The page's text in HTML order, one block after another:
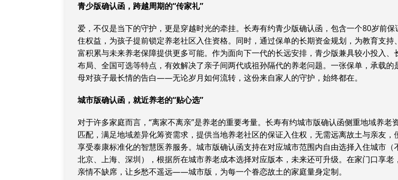
青少版确认函 ， 跨越周期的“传家礼”
爱，不仅是当下的守护，更是穿越时光的牵挂。长寿有约青少版确认函，包含一个80岁前保
住权益，为孩子提前锁定养老社区入住资格。同时，通过保单的长期资金规划，为教育支持
富积累与未来养老保障提供更多可能。作为面向下一代的长远安排，青少版兼具较小投入、
布局、全国可选等特点，有效解决了亲子间两代或祖孙隔代的养老问题。一张保单，承载的
母对孩子最长情的告白——无论岁月如何流转，这份来自家人的守护，始终都在。
城市版确认函 ， 就近养老的“贴心选”
对于许多家庭而言，“离家不离亲”是养老的重要考量。长寿有约城市版确认函侧重地域养老
匹配，满足地域差异化筹资需求，提供当地养老社区的保证入住权，无需远离故土与亲友，
享受泰康标准化的智慧医养服务。城市版确认函支持在对应城市范围内自由选择入住城市（
北京、上海、深圳），根据所在城市养老成本选择对应版本，未来还可升级。在家门口享老
亲情不缺席，让乡愁不遥远——城市版，为每一个眷恋故土的家庭量身定制。